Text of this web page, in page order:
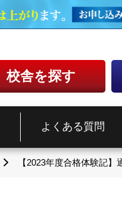
校舎を探す
よくある質問
【2023年度合格体験記】